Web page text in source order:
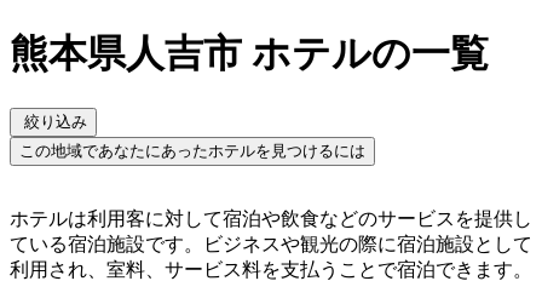
熊本県人吉市 ホテルの一覧
絞り込み
この地域であなたにあったホテルを見つけるには
ホテルは利用客に対して宿泊や飲食などのサービスを提供し
ている宿泊施設です。ビジネスや観光の際に宿泊施設として
利用され、室料、サービス料を支払うことで宿泊できます。